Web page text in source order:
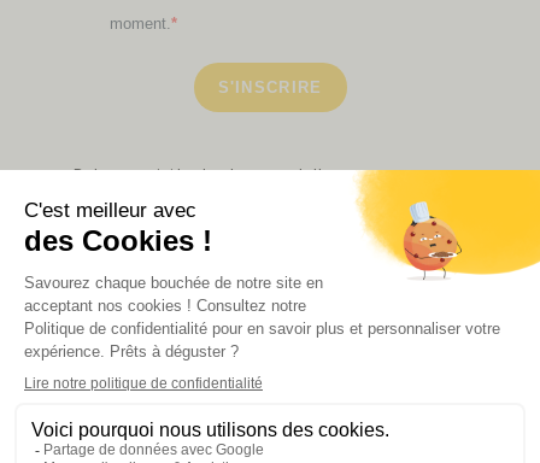
moment.
S'INSCRIRE
Retrouvez ici toutes les newsletters que vous avez
VOIR NOS PARTENAIRES
LA BOUTIQUE